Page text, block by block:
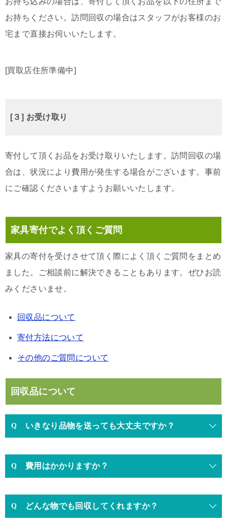
お持ちください。訪問回収の場合はスタッフがお客様のお
宅まで直接お伺いいたします。
[買取店住所準備中]
[３] お受け取り
寄付して頂くお品をお受け取りいたします。訪問回収の場
合は、状況により費用が発生する場合がございます。事前
にご確認くださいますようお願いいたします。
家具寄付でよく頂くご質問
家具の寄付を受けさせて頂く際によく頂くご質問をまとめ
ました。ご相談前に解決できることもあります。ぜひお読
みくださいませ。
回収品について
寄付方法について
その他のご質問について
回収品について
いきなり品物を送っても大丈夫ですか？
費用はかかりますか？
どんな物でも回収してくれますか？